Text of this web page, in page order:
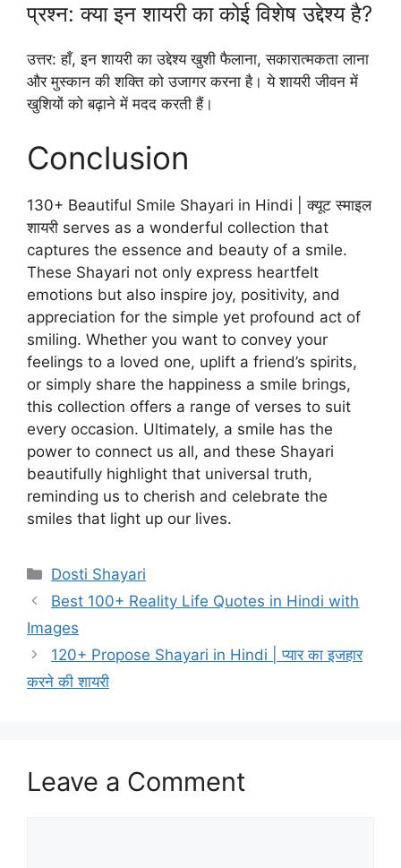
प्रश्न: क्या इन शायरी का कोई विशेष उद्देश्य है?
उत्तर: हाँ, इन शायरी का उद्देश्य खुशी फैलाना, सकारात्मकता लाना
और मुस्कान की शक्ति को उजागर करना है। ये शायरी जीवन में
खुशियों को बढ़ाने में मदद करती हैं।
Conclusion
130+ Beautiful Smile Shayari in Hindi | क्यूट स्माइल
शायरी serves as a wonderful collection that
captures the essence and beauty of a smile.
These Shayari not only express heartfelt
emotions but also inspire joy, positivity, and
appreciation for the simple yet profound act of
smiling. Whether you want to convey your
feelings to a loved one, uplift a friend’s spirits,
or simply share the happiness a smile brings,
this collection offers a range of verses to suit
every occasion. Ultimately, a smile has the
power to connect us all, and these Shayari
beautifully highlight that universal truth,
reminding us to cherish and celebrate the
smiles that light up our lives.
Categories
Dosti Shayari
Best 100+ Reality Life Quotes in Hindi with
Images
120+ Propose Shayari in Hindi | प्यार का इजहार
करने की शायरी
Leave a Comment